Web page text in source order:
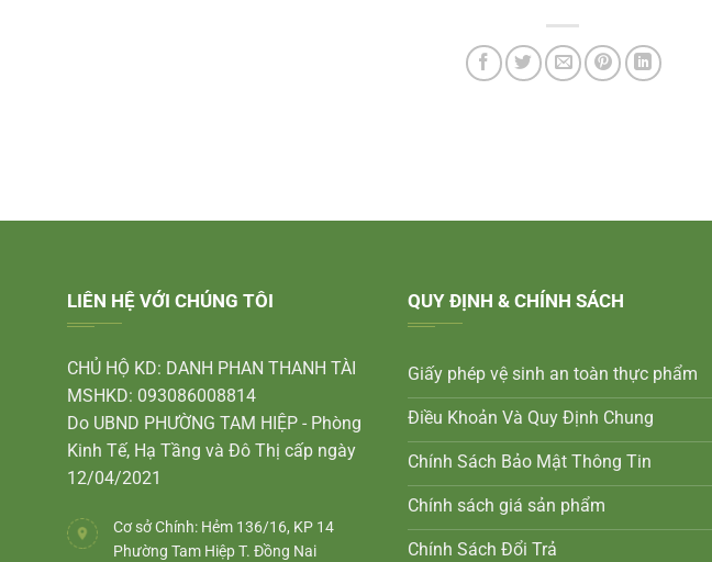
LIÊN HỆ VỚI CHÚNG TÔI
CHỦ HỘ KD: DANH PHAN THANH TÀI
MSHKD: 093086008814
Do UBND PHƯỜNG TAM HIỆP - Phòng
Kinh Tế, Hạ Tầng và Đô Thị cấp ngày
12/04/2021
Cơ sở Chính: Hẻm 136/16, KP 14
Phường Tam Hiệp T. Đồng Nai
QUY ĐỊNH & CHÍNH SÁCH
Giấy phép vệ sinh an toàn thực phẩm
Điều Khoản Và Quy Định Chung
Chính Sách Bảo Mật Thông Tin
Chính sách giá sản phẩm
Chính Sách Đổi Trả